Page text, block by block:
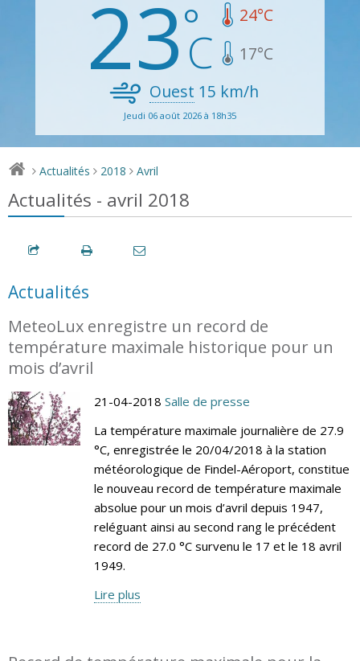
23 24°C
17°C
Ouest 15 km/h
Jeudi 06 août 2026 à 18h35
> Actualités > 2018 > Avril
Actualités - avril 2018
Actualités
MeteoLux enregistre un record de
température maximale historique pour un
mois d’avril
21-04-2018 Salle de presse
La température maximale journalière de 27.9
°C, enregistrée le 20/04/2018 à la station
météorologique de Findel-Aéroport, constitue
le nouveau record de température maximale
absolue pour un mois d’avril depuis 1947,
reléguant ainsi au second rang le précédent
record de 27.0 °C survenu le 17 et le 18 avril
1949.
Lire plus